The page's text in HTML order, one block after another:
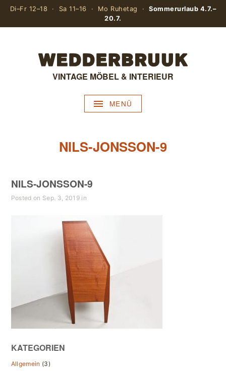
Di–Fr 12–18 · Sa 11–16 · Mo Ruhetag ·Sommerurlaub 4.7.–
20.7.
VINTAGE MÖBEL & INTERIEUR
MENÜ
NILS-JONSSON-9
NILS-JONSSON-9
Posted on Sep. 3, 2019 in
KATEGORIEN
Allgemein (3)